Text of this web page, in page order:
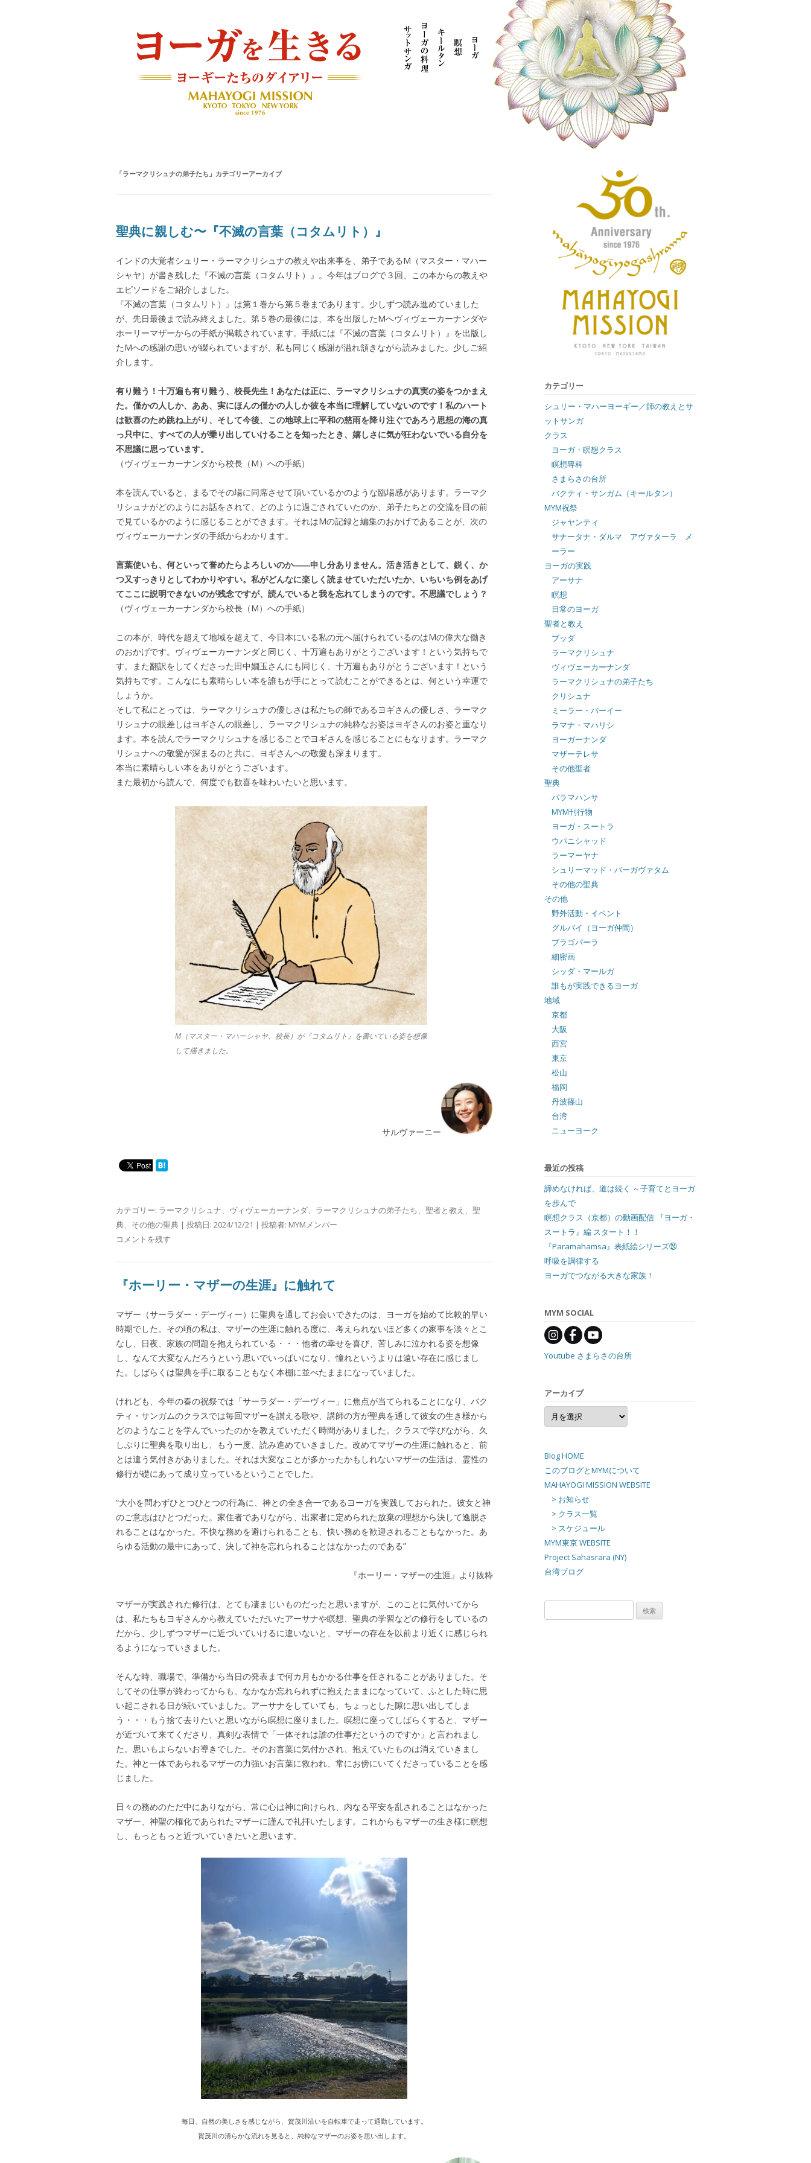
「ラーマクリシュナの弟子たち 」カテゴリーアーカイブ
聖典に親しむ〜『不滅の言葉（コタムリト）』
インドの大覚者シュリー・ラーマクリシュナの教えや出来事を、弟子であるM（マスター・マハー
シャヤ）が書き残した『不滅の言葉（コタムリト）』。今年はブログで３回、この本からの教えや
エピソードをご紹介しました。
『不滅の言葉（コタムリト）』は第１巻から第５巻まであります。少しずつ読み進めていました
が、先日最後まで読み終えました。第５巻の最後には、本を出版したMへヴィヴェーカーナンダや
ホーリーマザーからの手紙が掲載されています。手紙には『不滅の言葉（コタムリト）』を出版し
たMへの感謝の思いが綴られていますが、私も同じく感謝が溢れ頷きながら読みました。少しご紹
介します。
有り難う！十万遍も有り難う、校長先生！あなたは正に、ラーマクリシュナの真実の姿をつかまえ
た。僅かの人しか、ああ、実にほんの僅かの人しか彼を本当に理解していないのです！私のハート
は歓喜のため跳ね上がり、そして今後、この地球上に平和の慈雨を降り注ぐであろう思想の海の真
っ只中に、すべての人が乗り出していけることを知ったとき、嬉しさに気が狂わないでいる自分を
不思議に思っています。
（ヴィヴェーカーナンダから校長（M）への手紙）
本を読んでいると、まるでその場に同席させて頂いているかのような臨場感があります。ラーマク
リシュナがどのようにお話をされて、どのように過ごされていたのか、弟子たちとの交流を目の前
で見ているかのように感じることができます。それはMの記録と編集のおかげであることが、次の
ヴィヴェーカーナンダの手紙からわかります。
言葉使いも、何といって誉めたらよろしいのか――申し分ありません。活き活きとして、鋭く、か
つ又すっきりとしてわかりやすい。私がどんなに楽しく読ませていただいたか、いちいち例をあげ
てここに説明できないのが残念ですが、読んでいると我を忘れてしまうのです。不思議でしょう？
（ヴィヴェーカーナンダから校長（M）への手紙）
この本が、時代を超えて地域を超えて、今日本にいる私の元へ届けられているのはMの偉大な働き
のおかげです。ヴィヴェーカーナンダと同じく、十万遍もありがとうございます！という気持ちで
す。また翻訳をしてくださった田中嫺玉さんにも同じく、十万遍もありがとうございます！という
気持ちです。こんなにも素晴らしい本を誰もが手にとって読むことができるとは、何という幸運で
しょうか。
そして私にとっては、ラーマクリシュナの優しさは私たちの師であるヨギさんの優しさ、ラーマク
リシュナの眼差しはヨギさんの眼差し、ラーマクリシュナの純粋なお姿はヨギさんのお姿と重なり
ます。本を読んでラーマクリシュナを感じることでヨギさんを感じることにもなります。ラーマク
リシュナへの敬愛が深まるのと共に、ヨギさんへの敬愛も深まります。
本当に素晴らしい本をありがとうございます。
また最初から読んで、何度でも歓喜を味わいたいと思います。
M（マスター・マハーシャヤ、校長）が『コタムリト』を書いている姿を想像
して描きました。
サルヴァーニー
カテゴリー: ラーマクリシュナ、 ヴィヴェーカーナンダ、 ラーマクリシュナの弟子たち、 聖者と教え 、 聖
典、 その他の聖典 | 投稿日: 2024/12/21 | 投稿者: MYMメンバー
コメントを残す
『ホーリー・マザーの生涯』に触れて
マザー（サーラダー・デーヴィー）に聖典を通してお会いできたのは、ヨーガを始めて比較的早い
時期でした。その頃の私は、マザーの生涯に触れる度に、考えられないほど多くの家事を淡々とこ
なし、日夜、家族の問題を抱えられている・・・他者の幸せを喜び、苦しみに泣かれる姿を想像
し、なんて大変なんだろうという思いでいっぱいになり、憧れというよりは遠い存在に感じまし
た。しばらくは聖典を手に取ることもなく本棚に並べたままになっていました。
けれども、今年の春の祝祭では「サーラダー・デーヴィー」に焦点が当てられることになり、バク
ティ・サンガムのクラスでは毎回マザーを讃える歌や、講師の方が聖典を通して彼女の生き様から
どのようなことを学んでいったのかを教えていただく時間がありました。クラスで学びながら、久
しぶりに聖典を取り出し、もう一度、読み進めていきました。改めてマザーの生涯に触れると、前
とは違う気付きがありました。それは大変なことが多かったかもしれないマザーの生活は、霊性の
修行が礎にあって成り立っているということでした。
“大小を問わずひとつひとつの行為に、神との全き合一であるヨーガを実践しておられた。彼女と神
のご意志はひとつだった。家住者でありながら、出家者に定められた放棄の理想から決して逸脱さ
れることはなかった。不快な務めを避けられることも、快い務めを歓迎されることもなかった。あ
らゆる活動の最中にあって、決して神を忘れられることはなかったのである”
『ホーリー・マザーの生涯』より抜粋
マザーが実践された修行は、とても凄まじいものだったと思いますが、このことに気付いてから
は、私たちもヨギさんから教えていただいたアーサナや瞑想、聖典の学習などの修行をしているの
だから、少しずつマザーに近づいていけるに違いないと、マザーの存在を以前より近くに感じられ
るようになっていきました。
そんな時、職場で、準備から当日の発表まで何カ月もかかる仕事を任されることがありました。そ
してその仕事が終わってからも、なかなか忘れられずに抱えたままになっていて、ふとした時に思
い起こされる日が続いていました。アーサナをしていても、ちょっとした隙に思い出してしま
う・・・もう捨て去りたいと思いながら瞑想に座りました。瞑想に座ってしばらくすると、マザー
が近づいて来てくださり、真剣な表情で「一体それは誰の仕事だというのですか」と言われまし
た。思いもよらないお導きでした。そのお言葉に気付かされ、抱えていたものは消えていきまし
た。神と一体であられるマザーの力強いお言葉に救われ、常にお傍にいてくださっていることを感
じました。
日々の務めのただ中にありながら、常に心は神に向けられ、内なる平安を乱されることはなかった
マザー、神聖の権化であられたマザーに謹んで礼拝いたします。これからもマザーの生き様に瞑想
し、もっともっと近づいていきたいと思います。
毎日、自然の美しさを感じながら、賀茂川沿いを自転車で走って通勤しています。
賀茂川の清らかな流れを見ると、純粋なマザーのお姿を思い出します。
カテゴリー
シュリー・マハーヨーギー／師の教えとサ
ットサンガ
クラス
ヨーガ・瞑想クラス
瞑想専科
さまらさの台所
バクティ・サンガム（キールタン）
MYM祝祭
ジャヤンティ
サナータナ・ダルマ アヴァターラ メ
ーラー
ヨーガの実践
アーサナ
瞑想
日常のヨーガ
聖者と教え
ブッダ
ラーマクリシュナ
ヴィヴェーカーナンダ
ラーマクリシュナの弟子たち
クリシュナ
ミーラー・バーイー
ラマナ・マハリシ
ヨーガーナンダ
マザーテレサ
その他聖者
聖典
パラマハンサ
MYM刊行物
ヨーガ・スートラ
ウパニシャッド
ラーマーヤナ
シュリーマッド・バーガヴァタム
その他の聖典
その他
野外活動・イベント
グルバイ（ヨーガ仲間）
ブラゴパーラ
細密画
シッダ・マールガ
誰もが実践できるヨーガ
地域
京都
大阪
西宮
東京
松山
福岡
丹波篠山
台湾
ニューヨーク
最近の投稿
諦めなければ、道は続く ～子育てとヨーガ
を歩んで
瞑想クラス（京都）の動画配信 『ヨーガ・
スートラ』編 スタート！！
『Paramahamsa』表紙絵シリーズ㉔
呼吸を調律する
ヨーガでつながる大きな家族！
MYM SOCIAL
Youtube さまらさの台所
アーカイブ
ア
ー
カ
Blog HOME
このブログとMYMについて
MAHAYOGI MISSION WEBSITE
> お知らせ
> クラス一覧
> スケジュール
MYM東京 WEBSITE
Project Sahasrara (NY)
台湾ブログ
索: